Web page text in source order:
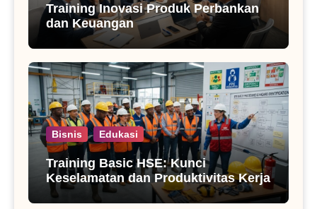
Training Inovasi Produk Perbankan
dan Keuangan
Bisnis Edukasi
Training Basic HSE: Kunci
Keselamatan dan Produktivitas Kerja